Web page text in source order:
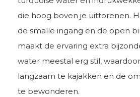
die hoog boven je uittorenen.
de smalle ingang en de open
maakt de ervaring extra
water meestal erg stil,
langzaam te kajakken en de
te bewonderen.